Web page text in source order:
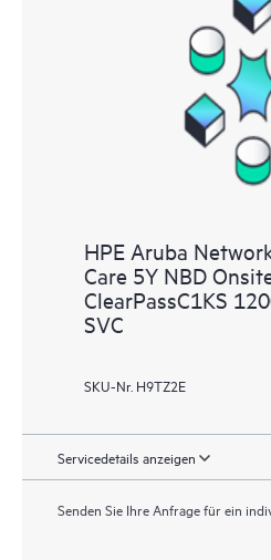
HPE Aruba
Care 5Y NBD
ClearPassC1KS
SVC
SKU-Nr. H9TZ2E
Servicedetails anzeigen
Senden Sie Ihre Anfrage für ein